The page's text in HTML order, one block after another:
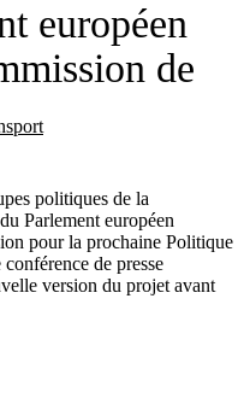
européen
de
politiques de la
Parlement européen
pour la prochaine Politique
de presse
version du projet avant